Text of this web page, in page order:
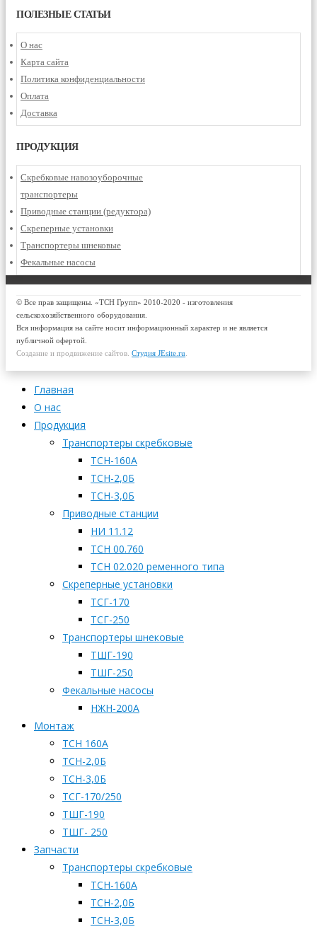
ПОЛЕЗНЫЕ СТАТЬИ
О нас
Карта сайта
Политика конфиденциальности
Оплата
Доставка
ПРОДУКЦИЯ
Скребковые навозоуборочные
транспортеры
Приводные станции (редуктора)
Скреперные установки
Транспортеры шнековые
Фекальные насосы
© Все прав защищены. «ТСН Групп» 2010-2020 - изготовления
сельскохозяйственного оборудования.
Вся информация на сайте носит информационный характер и не является
публичной офертой.
Создание и продвижение сайтов. Студия JEsite.ru
Главная
О нас
Продукция
Транспортеры скребковые
ТСН-160А
ТСН-2,0Б
ТСН-3,0Б
Приводные станции
НИ 11.12
ТСН 00.760
ТСН 02.020 ременного типа
Скреперные установки
ТСГ-170
ТСГ-250
Транспортеры шнековые
ТШГ-190
ТШГ-250
Фекальные насосы
НЖН-200А
Монтаж
ТСН 160А
ТСН-2,0Б
ТСН-3,0Б
ТСГ-170/250
ТШГ-190
ТШГ- 250
Запчасти
Транспортеры скребковые
ТСН-160А
ТСН-2,0Б
ТСН-3,0Б